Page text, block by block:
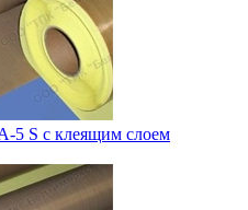
5 S с клеящим слоем